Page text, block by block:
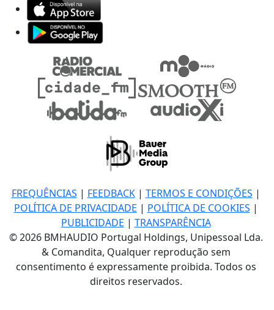
FREQUÊNCIAS | FEEDBACK| TERMOS E CONDIÇÕES |
POLÍTICA DE PRIVACIDADE | POLÍTICA DE COOKIES |
PUBLICIDADE | TRANSPARÊNCIA
© 2026 BMHAUDIO Portugal Holdings, Unipessoal Lda.
& Comandita, Qualquer reprodução sem
consentimento é expressamente proibida. Todos os
direitos reservados.